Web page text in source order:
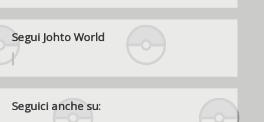
Segui Johto World
Seguici anche su: